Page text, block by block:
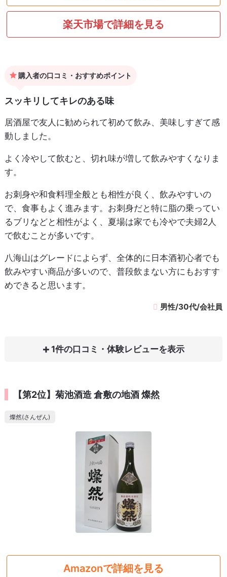
楽天市場で詳細を見る
購入者の口コミ・おすすめポイント
スッキリしてキレのある味
居酒屋で友人に勧められて初めて飲み、美味しすぎて感
動しました。
よく冷やして飲むと、切れ味が増して飲みやすくなりま
す。
お刺身や和食料理全般とも相性が良く、飲みやすいの
で、食事もよく進みます。お刺身だと特に脂の乗ってい
るブリなどと相性がよく、夏場は家でも冷やで夫婦2人
で飲むことが多いです。
八海山はグレードによらず、全体的に日本酒初心者でも
飲みやすい商品が多いので、普段飲まない方にもおすす
めできると思います。
男性/30代/会社員
1件の口コミ・体験レビュー
【第2位】菊池酒造 倉敷の地酒 燦然
燦然(さんぜん)
Amazonで詳細を見る